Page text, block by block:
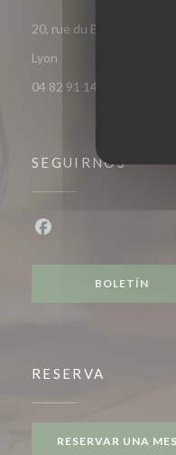
20, rue du Bât d'Argent -
Lyon
04 82 91 14 78
SEGUIRNOS
BOLETÍN
RESERVA
RESERVAR UNA